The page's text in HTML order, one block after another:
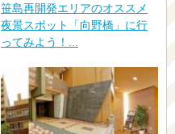
笹島再開発エリアのオススメ
夜景スポット「向野橋」に行
ってみよう！...